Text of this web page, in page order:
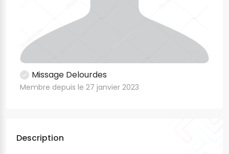
Missage Delourdes
Membre depuis le 27 janvier 2023
Description